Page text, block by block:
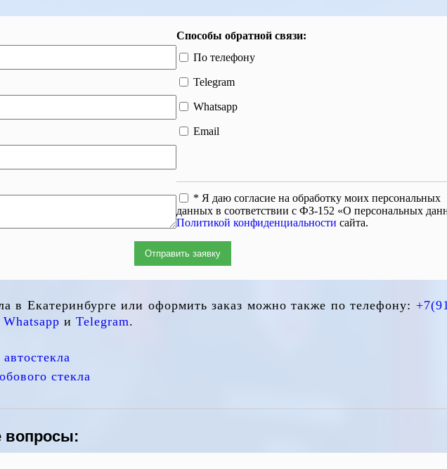
Способы обратной связи:
По телефону
Telegram
Whatsapp
Email
* Я даю согласие на обработку моих персональных
данных в соответствии с ФЗ-152 «О персональных
Политикой конфиденциальности сайта.
Отправить заявку
в Екатеринбурге или оформить заказ можно также по телефону:
Whatsapp иTelegram.
стекла
вопросы: